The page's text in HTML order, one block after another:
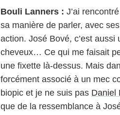
Bouli Lanners : J’ai
sa manière de parler, avec
action. José Bové, c’est
cheveux… Ce qui me faisait
une fixette là-dessus. Mais
forcément associé à un mec
biopic et je ne suis pas Daniel
que de la ressemblance à